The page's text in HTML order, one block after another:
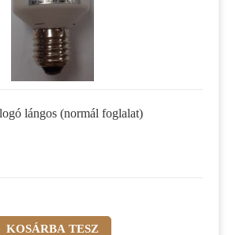
lángos (normál foglalat)